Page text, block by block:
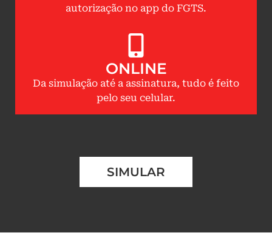
autorização no app do FGTS.
ONLINE
Da simulação até a assinatura, tudo é feito
pelo seu celular.
SIMULAR